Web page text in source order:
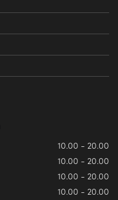
10.00 - 20.00
10.00 - 20.00
10.00 - 20.00
10.00 - 20.00